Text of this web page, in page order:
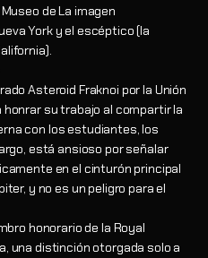
de La imagen
York y el escéptico (la
Asteroid Fraknoi por la Unión
su trabajo al compartir la
con los estudiantes, los
está ansioso por señalar
en el cinturón principal
y no es un peligro para el
honorario de la Royal
una distinción otorgada solo a